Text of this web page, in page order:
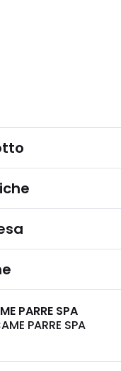
PARRE SPA
PARRE SPA